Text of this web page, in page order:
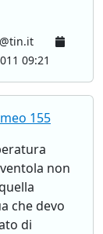
09:21
155
non
che devo
di